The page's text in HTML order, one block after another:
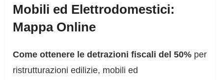
Mobili ed Elettrodomestici:
Mappa Online
Come ottenere le detrazioni fiscali del 50% per
ristrutturazioni edilizie, mobili ed